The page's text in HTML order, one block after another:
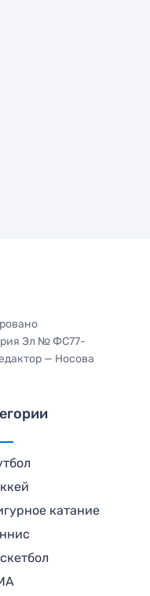
Эл № ФС77-
— Носова
катание